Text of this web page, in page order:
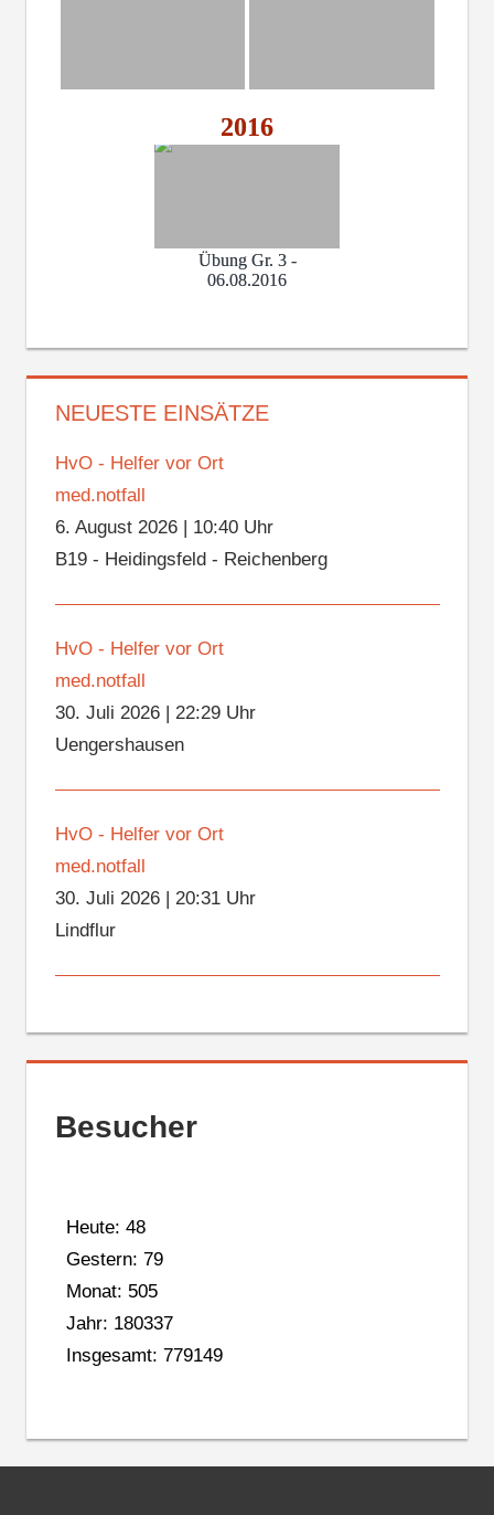
2016
Übung Gr. 3 -
06.08.2016
NEUESTE EINSÄTZE
HvO - Helfer vor Ort
med.notfall
6. August 2026| 10:40 Uhr
B19 - Heidingsfeld - Reichenberg
HvO - Helfer vor Ort
med.notfall
30. Juli 2026| 22:29 Uhr
Uengershausen
HvO - Helfer vor Ort
med.notfall
30. Juli 2026| 20:31 Uhr
Lindflur
Besucher
Heute: 48
Gestern: 79
Monat: 505
Jahr: 180337
Insgesamt: 779149